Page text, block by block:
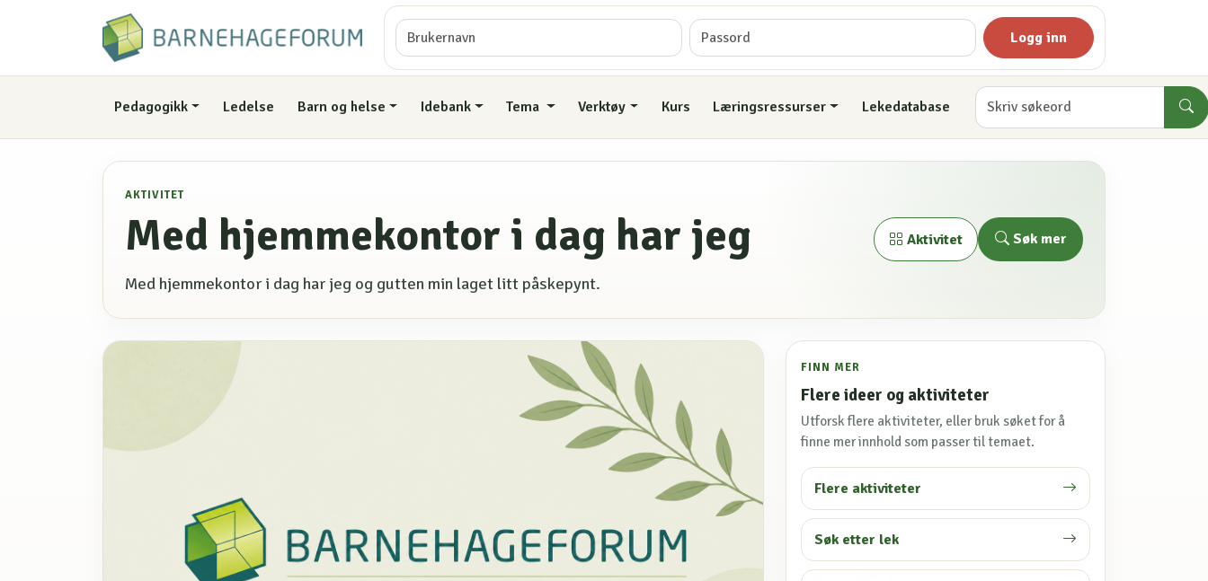
Logg inn
Pedagogikk Ledelse Barn og helse Idebank Tema Verktøy Kurs Læringsressurser Lekedatabase
AKTIVITET
Med hjemmekontor i dag har jeg
Med hjemmekontor i dag har jeg og gutten min laget litt påskepynt.
Aktivitet Søk mer
FINN MER
Flere ideer og aktiviteter
Utforsk flere aktiviteter, eller bruk søket for å
finne mer innhold som passer til temaet.
Flere aktiviteter
Søk etter lek